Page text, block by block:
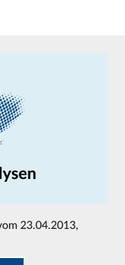
23.04.2013,